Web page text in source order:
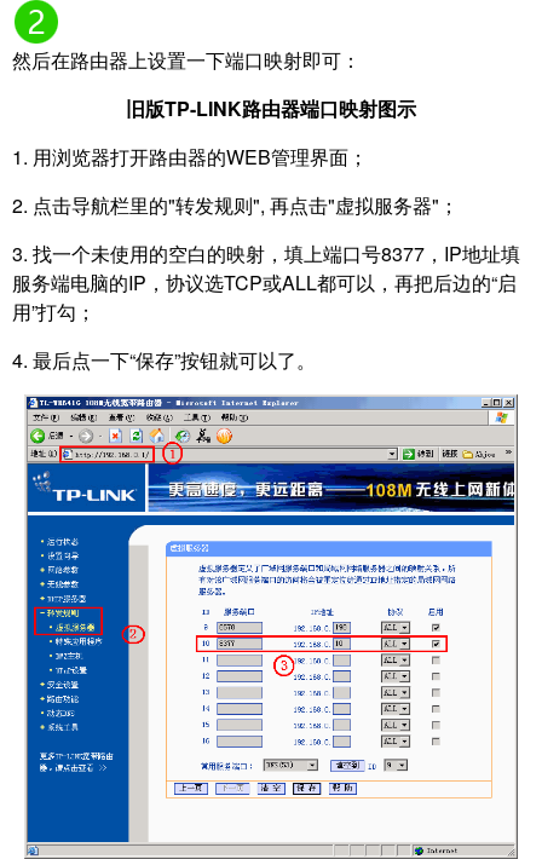
然后在路由器上设置一下端口映射即可：
旧版TP-LINK路由器端口映射图示
1. 用浏览器打开路由器的WEB管理界面；
2. 点击导航栏里的"转发规则", 再点击"虚拟服务器"；
3. 找一个未使用的空白的映射，填上端口号8377，IP地址填
服务端电脑的IP，协议选TCP或ALL都可以，再把后边的“启
用”打勾；
4. 最后点一下“保存”按钮就可以了。